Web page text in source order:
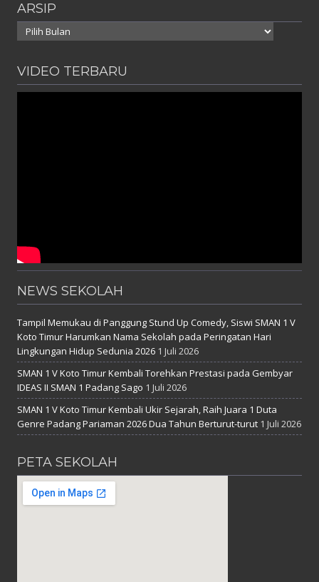
ARSIP
Arsip
VIDEO TERBARU
NEWS SEKOLAH
Tampil Memukau di Panggung Stund Up Comedy, Siswi SMAN 1 V
Koto Timur Harumkan Nama Sekolah pada Peringatan Hari
Lingkungan Hidup Sedunia 2026 1 Juli 2026
SMAN 1 V Koto Timur Kembali Torehkan Prestasi pada Gembyar
IDEAS II SMAN 1 Padang Sago 1 Juli 2026
SMAN 1 V Koto Timur Kembali Ukir Sejarah, Raih Juara 1 Duta
Genre Padang Pariaman 2026 Dua Tahun Berturut-turut 1 Juli 2026
PETA SEKOLAH